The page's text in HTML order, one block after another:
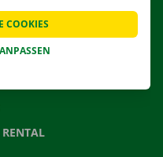
ONS
VRAGEN
COOKIES